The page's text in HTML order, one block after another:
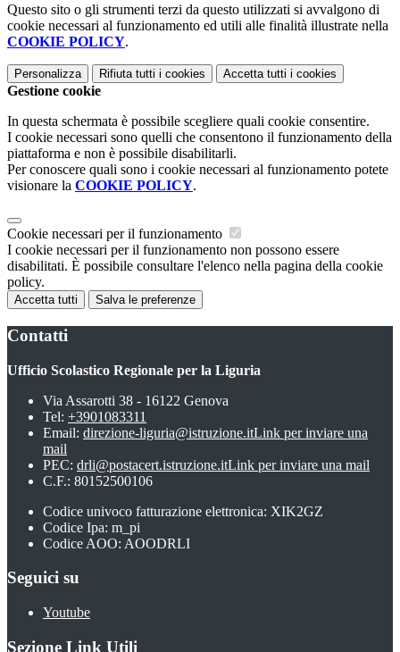
Questo sito o gli strumenti terzi da questo utilizzati si avvalgono di
cookie necessari al funzionamento ed utili alle finalità illustrate nella
COOKIE POLICY.
Personalizza Rifiuta tutti i cookies Accetta tutti i cookies
Gestione cookie
In questa schermata è possibile scegliere quali cookie consentire.
I cookie necessari sono quelli che consentono il funzionamento della
piattaforma e non è possibile disabilitarli.
Per conoscere quali sono i cookie necessari al funzionamento potete
visionare la COOKIE POLICY.
Cookie necessari per il funzionamento
I cookie necessari per il funzionamento non possono essere
disabilitati. È possibile consultare l'elenco nella pagina della cookie
policy.
Accetta tutti Salva le preferenze
Contatti
Ufficio Scolastico Regionale per la Liguria
Via Assarotti 38 - 16122 Genova
Tel: +3901083311
Email: direzione-liguria@istruzione.itLink per inviare una
mail
PEC: drli@postacert.istruzione.itLink per inviare una mail
C.F.: 80152500106
Codice univoco fatturazione elettronica: XIK2GZ
Codice Ipa: m_pi
Codice AOO: AOODRLI
Seguici su
Youtube
Sezione Link Utili